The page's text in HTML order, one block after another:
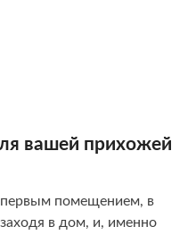
вашей прихожей
помещением, в
в дом, и, именно